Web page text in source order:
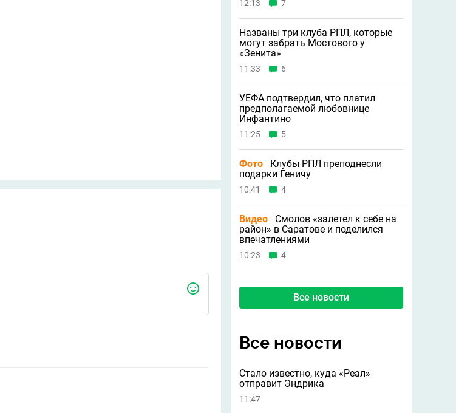
12:13 7
Названы три клуба РПЛ, которые
могут забрать Мостового у
«Зенита»
11:33 6
УЕФА подтвердил, что платил
предполагаемой любовнице
Инфантино
11:25 5
Фото
Клубы РПЛ преподнесли
подарки Геничу
10:41 4
Видео
Смолов «залетел к себе на
район» в Саратове и поделился
впечатлениями
10:23 4
Все новости
Все новости
Стало известно, куда «Реал»
отправит Эндрика
11:47